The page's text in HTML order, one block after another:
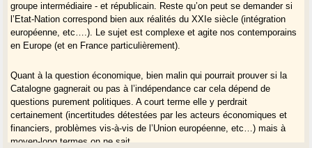
groupe intermédiaire - et républicain. Reste qu’on peut se demander si
l’Etat-Nation correspond bien aux réalités du XXIe siècle (intégration
européenne, etc….). Le sujet est complexe et agite nos contemporains
en Europe (et en France particulièrement).
Quant à la question économique, bien malin qui pourrait prouver si la
Catalogne gagnerait ou pas à l’indépendance car cela dépend de
questions purement politiques. A court terme elle y perdrait
certainement (incertitudes détestées par les acteurs économiques et
financiers, problèmes vis-à-vis de l’Union européenne, etc…) mais à
moyen-long termes,on ne sait …